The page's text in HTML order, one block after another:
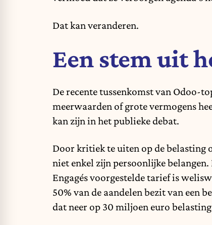
Dat kan veranderen.
Een stem uit
De recente tussenkomst van Odoo-
meerwaarden of grote vermogens
kan zijn in het publieke debat.
Door kritiek te uiten op de belasting
niet enkel zijn persoonlijke
Engagés voorgestelde tarief is
50% van de aandelen bezit van een
dat neer op 30 miljoen euro